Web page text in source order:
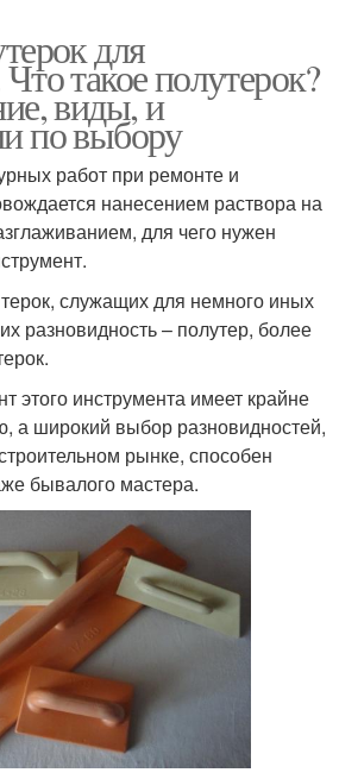
для
такое полутерок?
виды, и
по выбору
работ при ремонте и
нанесением раствора на
для чего нужен
служащих для немного иных
разновидность – полутер, более
этого инструмента имеет крайне
а широкий выбор разновидностей,
рынке, способен
бывалого мастера.